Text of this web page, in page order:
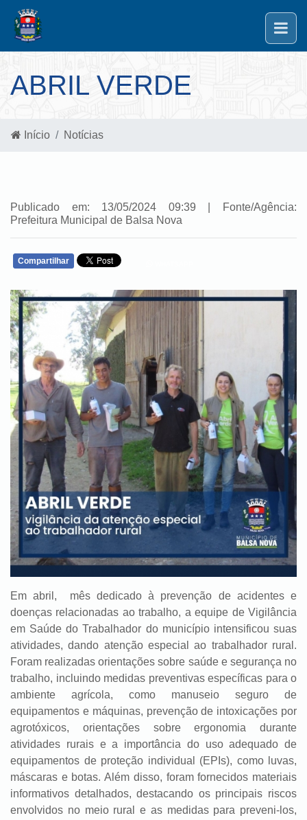
ABRIL VERDE
Início Notícias
Publicado em: 13/05/2024 09:39 | Fonte/Agência:
Prefeitura Municipal de Balsa Nova
Compartilhar
Em abril, mês dedicado à prevenção de acidentes e
doenças relacionadas ao trabalho, a equipe de Vigilância
em Saúde do Trabalhador do município intensificou suas
atividades, dando atenção especial ao trabalhador rural.
Foram realizadas orientações sobre saúde e segurança no
trabalho, incluindo medidas preventivas específicas para o
ambiente agrícola, como manuseio seguro de
equipamentos e máquinas, prevenção de intoxicações por
agrotóxicos, orientações sobre ergonomia durante
atividades rurais e a importância do uso adequado de
equipamentos de proteção individual (EPIs), como luvas,
máscaras e botas. Além disso, foram fornecidos materiais
informativos detalhados, destacando os principais riscos
envolvidos no meio rural e as medidas para preveni-los,